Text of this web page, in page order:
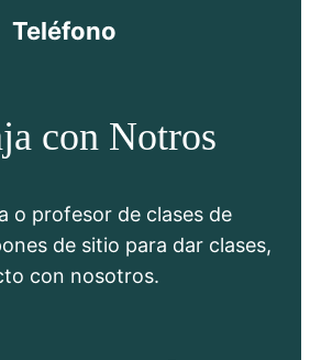
Teléfono
con Notros
o profesor de clases de
de sitio para dar clases,
con nosotros.